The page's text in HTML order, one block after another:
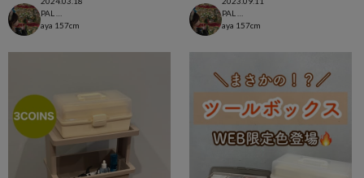
aya 157cm
aya 157cm